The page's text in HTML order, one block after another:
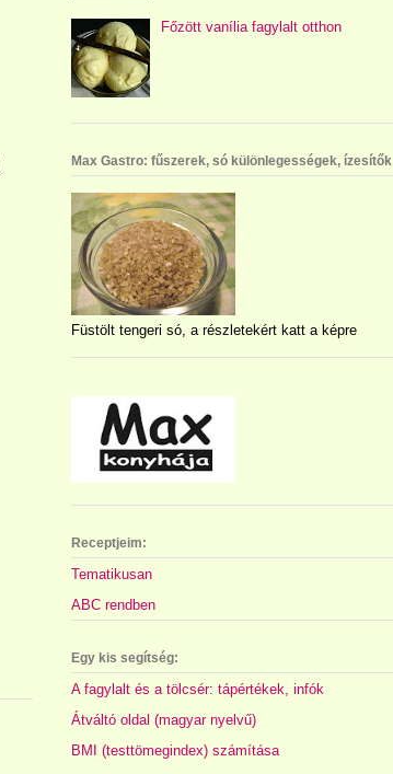
Főzött vanília fagylalt otthon
Max Gastro: fűszerek, só különlegességek, ízesítők
Füstölt tengeri só, a részletekért katt a képre
Receptjeim:
Tematikusan
ABC rendben
Egy kis segítség:
A fagylalt és a tölcsér: tápértékek, infók
Átváltó oldal (magyar nyelvű)
BMI (testtömegindex) számítása